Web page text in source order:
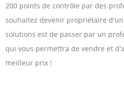
200 points de contrôle par des
souhaitez devenir propriétaire
solutions est de passer par un
qui vous permettra de vendre et
meilleur prix !